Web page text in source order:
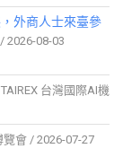
外商人士來臺參
2026-08-03
TAIREX 台灣國際AI機
會 / 2026-07-27